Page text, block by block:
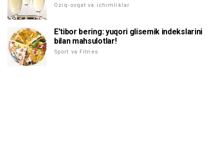
Oziq-ovqat va ichimliklar
E'tibor bering: yuqori glisemik indekslarini
bilan mahsulotlar!
Sport va Fitnes